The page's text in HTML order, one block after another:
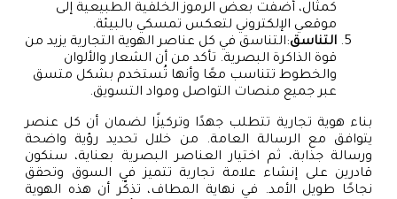
كمثال، أضفت بعض الرموز الخلفية الطبيعية إلى
موقعي الإلكتروني لتعكس تمسكي بالبيئة.
التناسق:التناسق في كل عناصر الهوية التجارية يزيد من
قوة الذاكرة البصرية. تأكد من أن الشعار والألوان
والخطوط تتناسب معًا وأنها تُستخدم بشكل متسق
عبر جميع منصات التواصل ومواد التسويق.
بناء هوية تجارية تتطلب جهدًا وتركيزًا لضمان أن كل عنصر
يتوافق مع الرسالة العامة. من خلال تحديد رؤية واضحة
ورسالة جذابة، ثم اختيار العناصر البصرية بعناية، سنكون
قادرين على إنشاء علامة تجارية تتميز في السوق وتحقق
نجاحًا طويل الأمد. في نهاية المطاف، تذكّر أن هذه الهوية